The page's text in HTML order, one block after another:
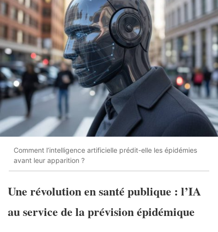
Comment l’intelligence artificielle prédit-elle les épidémies
avant leur apparition ?
Une révolution en santé publique : l’IA
au service de la prévision épidémique